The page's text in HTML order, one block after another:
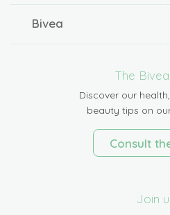
Bivea
The
Discover our
beauty tips on
Consult
Join